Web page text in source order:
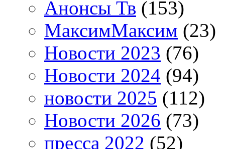
Анонсы Тв (153)
МаксимМаксим (23)
Новости 2023 (76)
Новости 2024 (94)
новости 2025 (112)
Новости 2026 (73)
пресса 2022 (52)